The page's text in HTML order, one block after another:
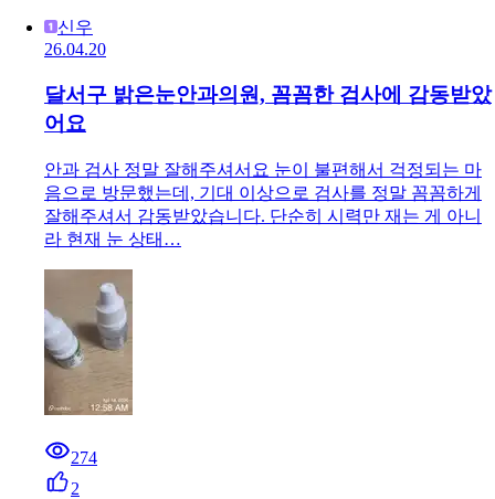
신우
26.04.20
달서구 밝은눈안과의원, 꼼꼼한 검사에 감동받았
어요
안과 검사 정말 잘해주셔서요 눈이 불편해서 걱정되는 마
음으로 방문했는데, 기대 이상으로 검사를 정말 꼼꼼하게
잘해주셔서 감동받았습니다. 단순히 시력만 재는 게 아니
라 현재 눈 상태…
274
2